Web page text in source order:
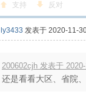
支持 反对
ly3433 发表于 2020-11-
200602cjh 发表于
还是看看大区、省院